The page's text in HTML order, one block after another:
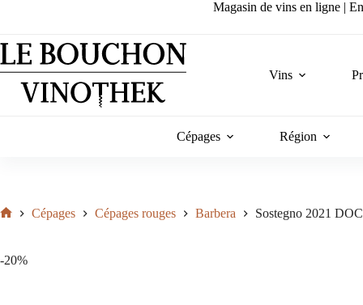
Magasin de vins en ligne |
Vins
Cépages Région
Cépages Cépages rouges Barbera Sostegno 2021
-20%